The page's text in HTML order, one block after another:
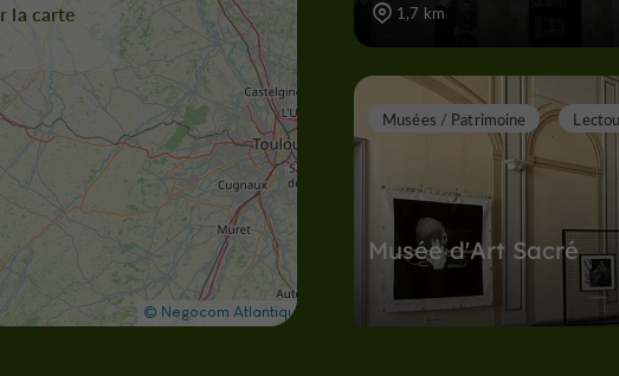
la carte
1,7 km
Musée d'Art Sacré
Musées / Patrimoine